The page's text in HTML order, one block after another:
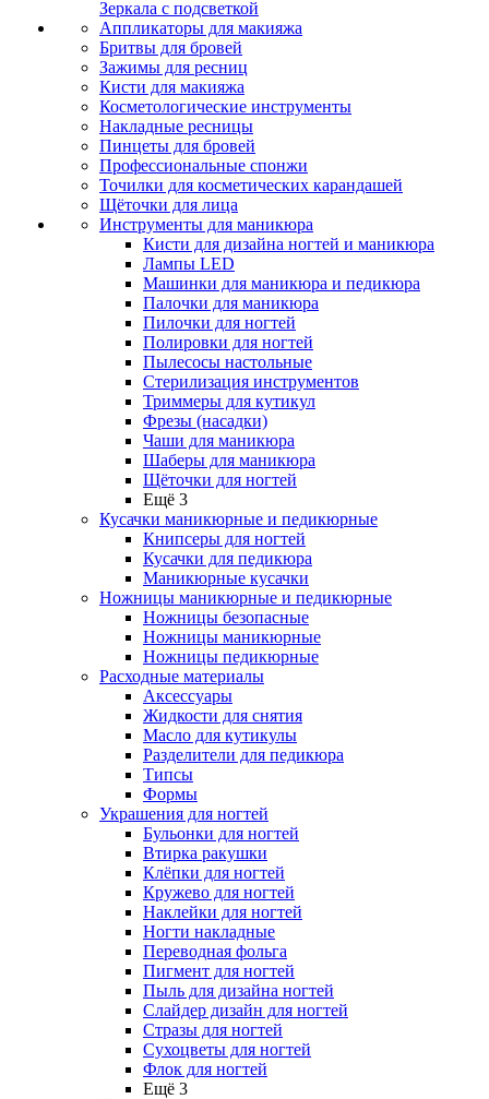
Зеркала с подсветкой
Аппликаторы для макияжа
Бритвы для бровей
Зажимы для ресниц
Кисти для макияжа
Косметологические инструменты
Накладные ресницы
Пинцеты для бровей
Профессиональные спонжи
Точилки для косметических карандашей
Щёточки для лица
Инструменты для маникюра
Кисти для дизайна ногтей и маникюра
Лампы LED
Машинки для маникюра и педикюра
Палочки для маникюра
Пилочки для ногтей
Полировки для ногтей
Пылесосы настольные
Стерилизация инструментов
Триммеры для кутикул
Фрезы (насадки)
Чаши для маникюра
Шаберы для маникюра
Щёточки для ногтей
Ещё 3
Кусачки маникюрные и педикюрные
Книпсеры для ногтей
Кусачки для педикюра
Маникюрные кусачки
Ножницы маникюрные и педикюрные
Ножницы безопасные
Ножницы маникюрные
Ножницы педикюрные
Расходные материалы
Аксессуары
Жидкости для снятия
Масло для кутикулы
Разделители для педикюра
Типсы
Формы
Украшения для ногтей
Бульонки для ногтей
Втирка ракушки
Клёпки для ногтей
Кружево для ногтей
Наклейки для ногтей
Ногти накладные
Переводная фольга
Пигмент для ногтей
Пыль для дизайна ногтей
Слайдер дизайн для ногтей
Стразы для ногтей
Сухоцветы для ногтей
Флок для ногтей
Ещё 3